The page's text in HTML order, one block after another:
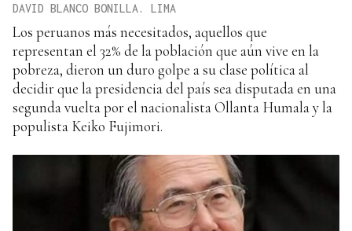
DAVID BLANCO BONILLA. LIMA
Los peruanos más necesitados, aquellos que
representan el 32% de la población que aún vive en la
pobreza, dieron un duro golpe a su clase política al
decidir que la presidencia del país sea disputada en una
segunda vuelta por el nacionalista Ollanta Humala y la
populista Keiko Fujimori.